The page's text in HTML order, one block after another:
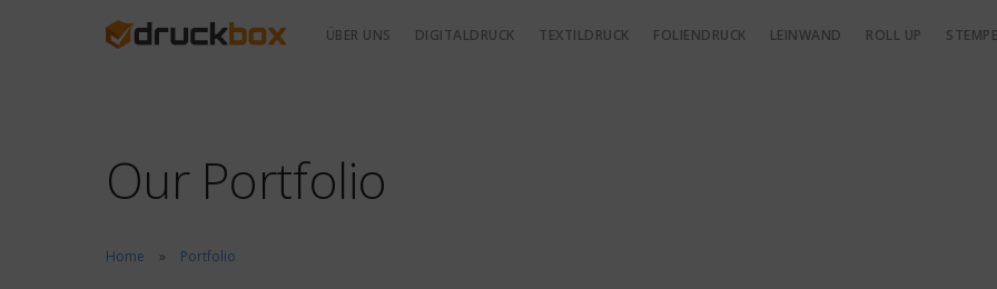
ÜBER UNS DIGITALDRUCK TEXTILDRUCK FOLIENDRUCK LEINWAND ROLL UP
Our Portfolio
Home Portfolio